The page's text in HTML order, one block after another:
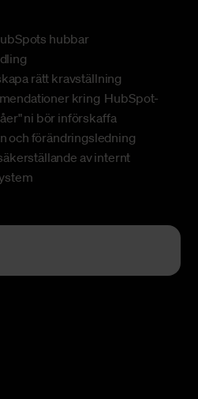
hubbar
rätt kravställning
kring HubSpot-
ni bör införskaffa
och förändringsledning
av internt